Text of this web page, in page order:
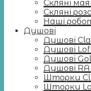
Скляні
Скляні
Наші
Душові
Душові
Душові
Душові
Душові RAL
Шторки
Шторки